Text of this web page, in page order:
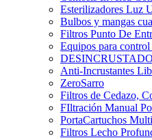
Esterilizadores Luz
Bulbos y mangas
Filtros Punto De
Equipos para control
Anti-Incrustantes
ZeroSarro
Filtros de Cedazo,
FIltración Manual
PortaCartuchos
Filtros Lecho